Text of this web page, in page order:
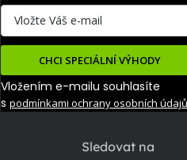
Sledovat na
CHCI SPECIÁLNÍ VÝHODY
Vložením e-mailu souhlasíte
s podmínkami ochrany osobních údajů